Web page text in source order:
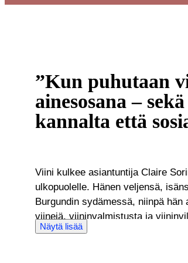
”Kun puhutaan
ainesosana –
kannalta että
Viini kulkee asiantuntija Claire
ulkopuolelle. Hänen veljensä,
Burgundin sydämessä, niinpä
viinejä, viininvalmistusta ja
kehittääkseen perinnöllistä
Näytä lisää